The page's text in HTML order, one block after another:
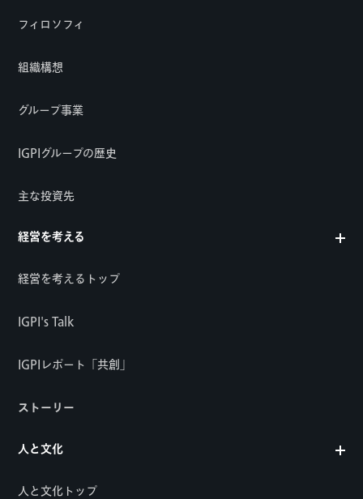
フィロソフィ
組織構想
グループ事業
IGPIグループの歴史
主な投資先
経営を考える
経営を考えるトップ
IGPI's Talk
IGPIレポート「共創」
ストーリー
人と文化
人と文化トップ